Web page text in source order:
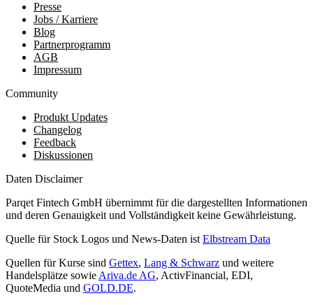
Presse
Jobs / Karriere
Blog
Partnerprogramm
AGB
Impressum
Community
Produkt Updates
Changelog
Feedback
Diskussionen
Daten Disclaimer
Parqet Fintech GmbH übernimmt für die dargestellten Informationen
und deren Genauigkeit und Vollständigkeit keine Gewährleistung.
Quelle für Stock Logos und News-Daten ist Elbstream Data
Quellen für Kurse sind Gettex, Lang & Schwarz und weitere
Handelsplätze sowie Ariva.de AG, ActivFinancial, EDI,
QuoteMedia und GOLD.DE.